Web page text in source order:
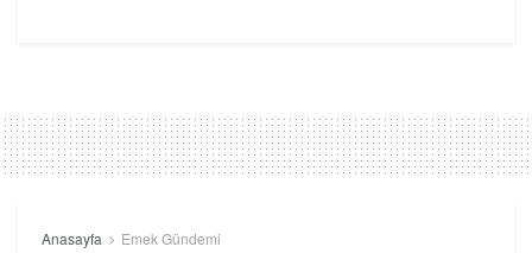
Anasayfa Emek Gündemi